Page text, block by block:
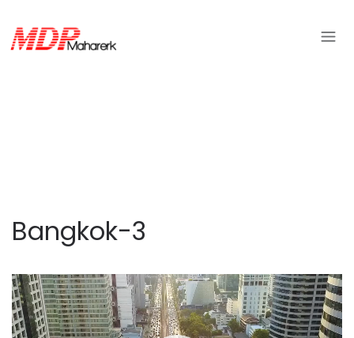
Bangkok-3
ตัว
เล่น
ไฟล์